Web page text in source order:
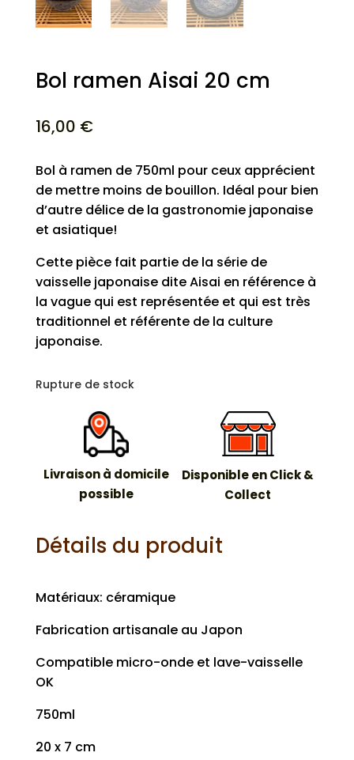
Bol ramen Aisai 20 cm
16,00 €
Bol à ramen de 750ml pour ceux apprécient
de mettre moins de bouillon. Idéal pour bien
d’autre délice de la gastronomie japonaise
et asiatique!
Cette pièce fait partie de la série de
vaisselle japonaise dite Aisai en référence à
la vague qui est représentée et qui est très
traditionnel et référente de la culture
japonaise.
Rupture de stock
Livraison à domicile
possible
Disponible en Click &
Collect
Détails du produit
Matériaux: céramique
Fabrication artisanale au Japon
Compatible micro-onde et lave-vaisselle
OK
750ml
20 x 7 cm